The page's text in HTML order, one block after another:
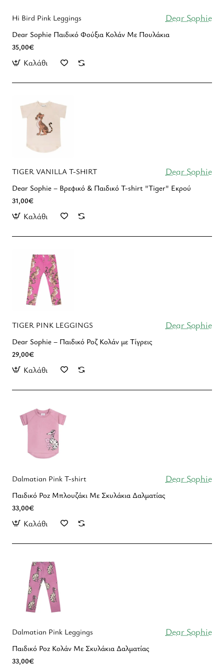
Hi Bird Pink Leggings Dear Sophie
Dear Sophie Παιδικό Φούξια Κολάν Με Πουλάκια
35,00€
Καλάθι
TIGER VANILLA T-SHIRT Dear Sophie
Dear Sophie – Βρεφικό & Παιδικό T-shirt "Tiger" Εκρού
31,00€
Καλάθι
TIGER PINK LEGGINGS Dear Sophie
Dear Sophie – Παιδικό Ροζ Κολάν με Τίγρεις
29,00€
Καλάθι
Dalmatian Pink T-shirt Dear Sophie
Παιδικό Poz Mπλουζάκι Με Σκυλάκια Δαλματίας
33,00€
Καλάθι
Dalmatian Pink Leggings Dear Sophie
Παιδικό Poz Κολάν Με Σκυλάκια Δαλματίας
33,00€